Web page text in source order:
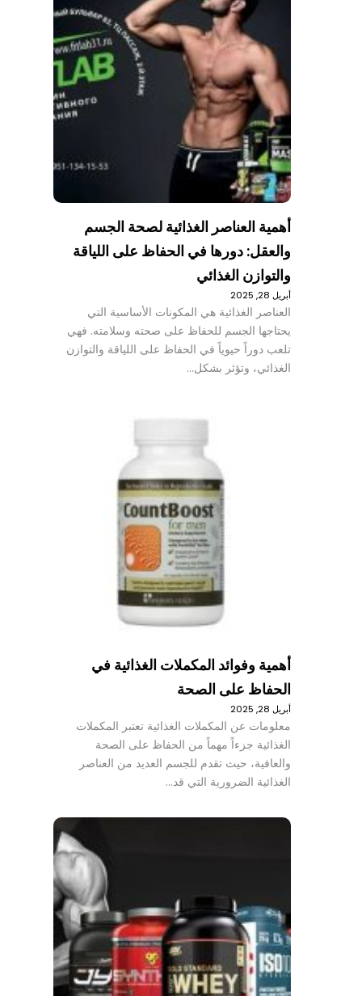
أهمية العناصر الغذائية لصحة الجسم
والعقل: دورها في الحفاظ على اللياقة
والتوازن الغذائي
أبريل 28, 2025
العناصر الغذائية هي المكونات الأساسية التي
يحتاجها الجسم للحفاظ على صحته وسلامته. فهي
تلعب دوراً حيوياً في الحفاظ على اللياقة والتوازن
الغذائي، وتؤثر بشكل…
أهمية وفوائد المكملات الغذائية في
الحفاظ على الصحة
أبريل 28, 2025
معلومات عن المكملات الغذائية تعتبر المكملات
الغذائية جزءاً مهماً من الحفاظ على الصحة
والعافية، حيث تقدم للجسم العديد من العناصر
الغذائية الضرورية التي قد…